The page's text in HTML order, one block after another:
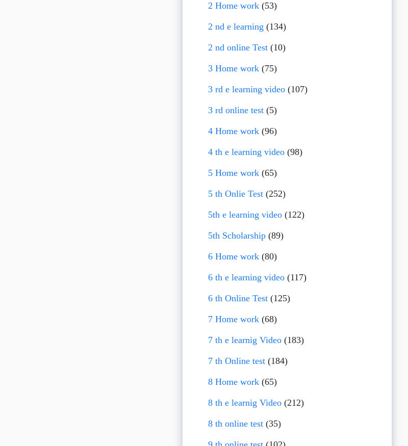
2 Home work(53)
2 nd e learning (134)
2 nd online Test(10)
3 Home work(75)
3 rd e learning video(107)
3 rd online test(5)
4 Home work(96)
4 th e learning video(98)
5 Home work(65)
5 th Onlie Test(252)
5th e learning video(122)
5th Scholarship(89)
6 Home work(80)
6 th e learning video(117)
6 th Online Test(125)
7 Home work(68)
7 th e learnig Video(183)
7 th Online test(184)
8 Home work(65)
8 th e learnig Video(212)
8 th online test(35)